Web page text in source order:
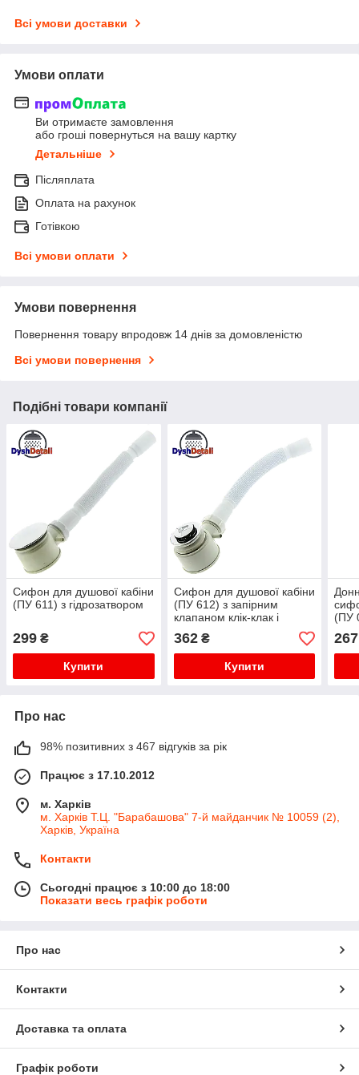
Всі умови доставки
Умови оплати
Ви отримаєте замовлення
або гроші повернуться на вашу картку
Детальніше
Післяплата
Оплата на рахунок
Готівкою
Всі умови оплати
Умови повернення
Повернення товару впродовж 14 днів за домовленістю
Всі умови повернення
Подібні товари компанії
Сифон для душової кабіни
(ПУ 611) з гідрозатвором
299 ₴
Купити
Сифон для душової кабіни
(ПУ 612) з запірним
клапаном клік-клак і
гідробар'єром
362₴
Купити
(ПУ
267
Про нас
98% позитивних з 467 відгуків за рік
Працює з 17.10.2012
м. Харків
м. Харків Т.Ц. "Барабашова" 7-й майданчик № 10059 (2),
Харків, Україна
Контакти
Сьогодні працює з 10:00 до 18:00
Показати весь графік роботи
Про нас
Контакти
Доставка та оплата
Графік роботи